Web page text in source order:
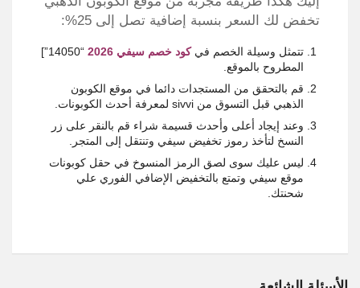
تخفض لك السعر بنسبة إضافية تصل إلى 25%:
تتمثل وسيلة الخصم فيكود خصم سيفي 2026
“14050”]
المطروح بالموقع.
قم بالتحقق من المستجدات دائما في موقع الكوبون
الذهبي قبل التسوق من sivvi لمعرفة أحدث الكوبونات.
وعند إيجاد أعلى وأحدث قسيمة شراء قم بالنقر على زر
النسخ لتأخذ رموز تخفيض سيفي وتنتقل إلى المتجر.
ليس عليك سوى لصق الرمز المنسوخ في حقل كوبونات
موقع سيفي وتمتع بالتخفيض الإضافي الفوري علي
شحنتك.